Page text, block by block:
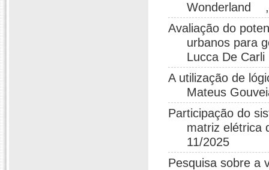
Wonderland ,
Avaliação do
urbanos para
Lucca De
A utilização de
Mateus
Participação do
matriz elétrica
11/2025
Pesquisa sobre a